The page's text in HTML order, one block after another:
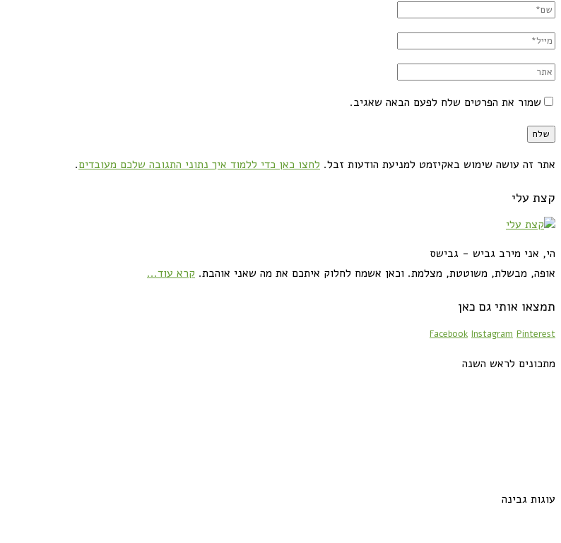
שמור את הפרטים שלח לפעם הבאה שאגיב.
אתר זה עושה שימוש באקיזמט למניעת הודעות זבל. לחצו כאן כדי ללמוד איך נתוני התגובה שלכם מעובדים.
קצת עלי
הי, אני מירב גביש - גבישס
אופה, מבשלת, משוטטת, מצלמת. וכאן אשמח לחלוק איתכם את מה שאני אוהבת. קרא עוד...
תמצאו אותי גם כאן
Facebook Instagram Pinterest
מתכונים לראש השנה
עוגות גבינה